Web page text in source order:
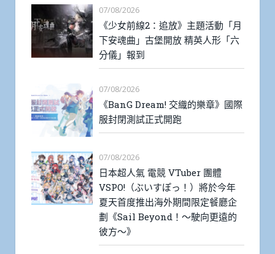
07/08/2026
《少女前線2：追放》主題活動「月
下安魂曲」古堡開放 精英人形「六
分儀」報到
07/08/2026
《BanG Dream! 交織的樂章》國際
服封閉測試正式開跑
07/08/2026
日本超人氣 電競 VTuber 團體
VSPO!（ぶいすぽっ！）將於今年
夏天首度推出海外期間限定餐廳企
劃《Sail Beyond！～駛向更遠的
彼方～》